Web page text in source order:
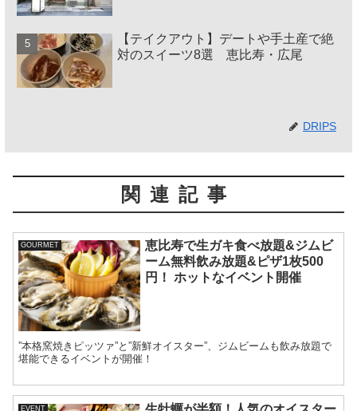
【テイクアウト】デートや手土産で絶
対のスイーツ8選 恵比寿・広尾
DRIPS
関連記事
GOURMET
恵比寿で生ガキ食べ放題&ジムビ
ーム無料飲み放題&ピザ1枚500
円！ ホットなイベント開催
”本格窯焼きピッツァ”と”新鮮オイスター”、ジムビームも飲み放題で
堪能できるイベントが開催！
EVENT